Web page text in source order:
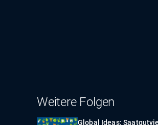
Weitere Folgen
Global Ideas: